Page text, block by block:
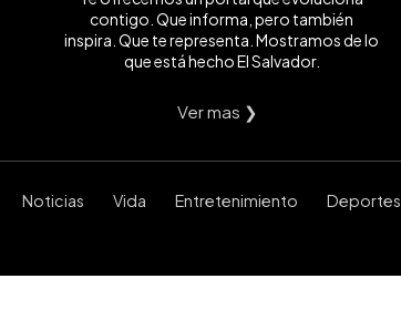
contigo. Que informa, pero también
inspira. Que te representa. Mostramos de lo
que está hecho El Salvador.
Ver mas ❯
Noticias Vida Entretenimiento Deportes